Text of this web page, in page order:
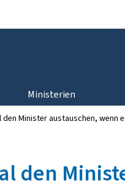
Ministerien
den Minister austauschen, wenn
den